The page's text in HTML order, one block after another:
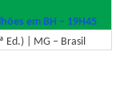
em BH – 19H45
Ed.) | MG – Brasil